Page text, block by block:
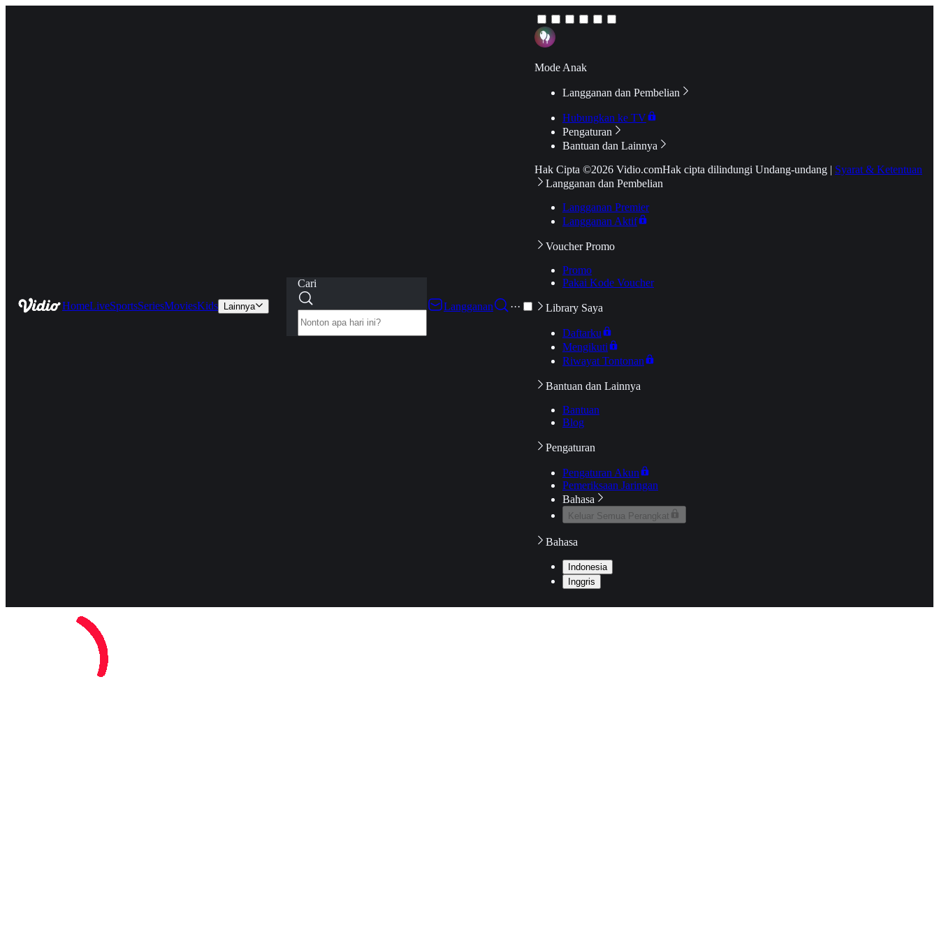
HomeLiveSportsSeriesMoviesKids Lainnya
Cari
Langganan
···
Mode Anak
Langganan dan Pembelian
Hubungkan ke TV
Pengaturan
Bantuan dan Lainnya
Hak Cipta ©2026 Vidio.comHak cipta dilindungi Undang-undang | Syarat & Ketentuan
Langganan dan Pembelian
Langganan Premier
Langganan Aktif
Voucher Promo
Promo
Pakai Kode Voucher
Library Saya
Daftarku
Mengikuti
Riwayat Tontonan
Bantuan dan Lainnya
Bantuan
Blog
Pengaturan
Pengaturan Akun
Pemeriksaan Jaringan
Bahasa
Keluar Semua Perangkat
Bahasa
Indonesia
Inggris